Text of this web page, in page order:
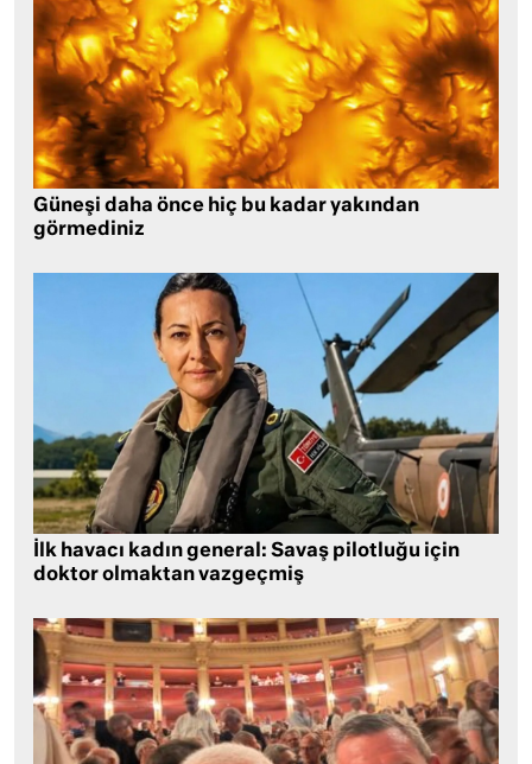
Güneşi daha önce hiç bu kadar yakından
görmediniz
İlk havacı kadın general: Savaş pilotluğu için
doktor olmaktan vazgeçmiş